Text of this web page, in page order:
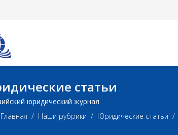
статьи
юридический журнал
Главная
Наши рубрики Юридические статьи